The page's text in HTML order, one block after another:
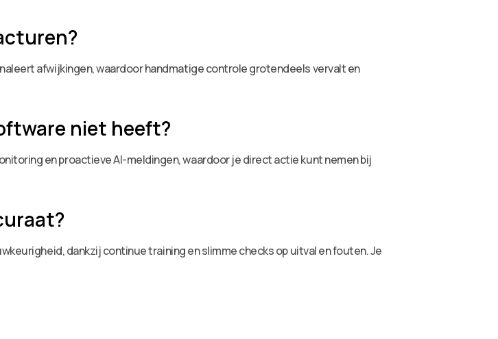
afwijkingen, waardoor handmatige controle grotendeels vervalt en
niet heeft?
en proactieve AI-meldingen, waardoor je direct actie kunt nemen bij
dankzij continue training en slimme checks op uitval en fouten. Je